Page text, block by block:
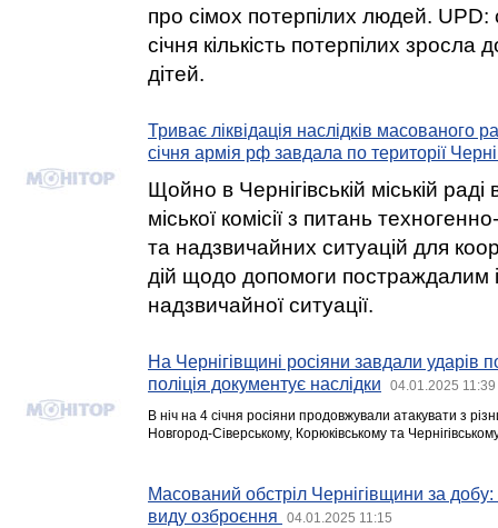
про сімох потерпілих людей.
січня кількість потерпілих зросла
дітей.
Триває ліквідація наслідків масованого
січня армія рф завдала по території
Щойно в Чернігівській міській раді
міської комісії з питань
та надзвичайних ситуацій для
дій щодо допомоги постраждалим і
надзвичайної ситуації.
На Чернігівщині росіяни завдали
поліція документує наслідки
04.01.2025 11:39
В ніч на 4 січня росіяни продовжували атакувати з
Новгород-Сіверському, Корюківському та
Масований обстріл Чернігівщини за добу:
виду озброєння
04.01.2025 11:15